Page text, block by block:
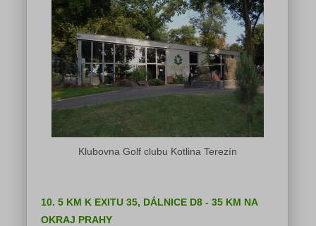
Klubovna Golf clubu Kotlina Terezín
10. 5 KM K EXITU 35, DÁLNICE D8 - 35 KM NA
OKRAJ PRAHY